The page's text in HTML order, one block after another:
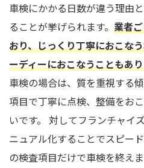
車検にかかる日数が違う理由
ることが挙げられます。 業者
おり、じっくり丁寧におこな
ーディーにおこなうこともあ
車検の場合は、質を重視する
項目で丁寧に点検、整備をお
いです。 対してフランチャイ
ニュアル化することでスピー
の検査項目だけで車検を終え